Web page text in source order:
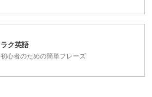
ラク英語
初心者のための簡単フレーズ